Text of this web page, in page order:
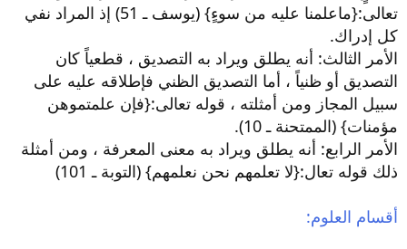
تعالى:{ماعلمنا عليه من سوءٍ} (يوسف ـ 51) إذ المراد نفي
كل إدراك.
الأمر الثالث: أنه يطلق ويراد به التصديق ، قطعياً كان
التصديق أو ظنياً ، أما التصديق الظني فإطلاقه عليه على
سبيل المجاز ومن أمثلته ، قوله تعالى:{فإن علمتموهن
مؤمنات} (الممتحنة ـ 10).
الأمر الرابع: أنه يطلق ويراد به معنى المعرفة ، ومن أمثلة
ذلك قوله تعال:{لا تعلمهم نحن نعلمهم} (التوبة ـ 101)
أقسام العلوم: